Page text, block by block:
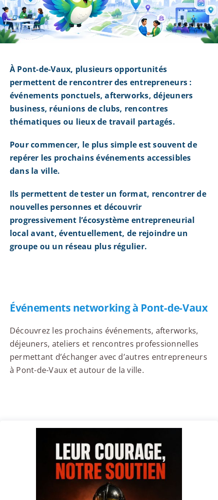
À Pont-de-Vaux, plusieurs opportunités
permettent de rencontrer des entrepreneurs :
événements ponctuels, afterworks, déjeuners
business, réunions de clubs, rencontres
thématiques ou lieux de travail partagés.
Pour commencer, le plus simple est souvent de
repérer les prochains événements accessibles
dans la ville.
Ils permettent de tester un format, rencontrer de
nouvelles personnes et découvrir
progressivement l’écosystème entrepreneurial
local avant, éventuellement, de rejoindre un
groupe ou un réseau plus régulier.
Événements networking à Pont-de-Vaux
Découvrez les prochains événements, afterworks,
déjeuners, ateliers et rencontres professionnelles
permettant d’échanger avec d’autres entrepreneurs
à Pont-de-Vaux et autour de la ville.